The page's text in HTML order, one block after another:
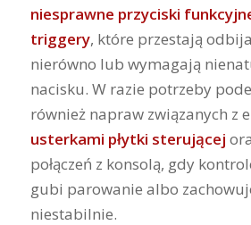
niesprawne przyciski
triggery, które przestają
nierówno lub wymagają
nacisku. W razie potrzeby
również napraw związanych z
usterkami płytki sterującej
połączeń z konsolą, gdy
gubi parowanie albo
niestabilnie.